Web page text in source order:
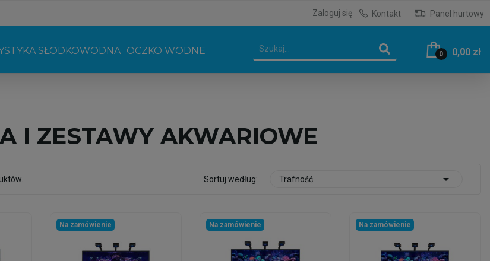
Zaloguj się Kontakt Panel hurtowy
SŁODKOWODNA OCZKO WODNE 0 0,00 zł
I ZESTAWY AKWARIOWE
Sortuj według: Trafność 
Na zamówienie Na zamówienie Na zamówienie